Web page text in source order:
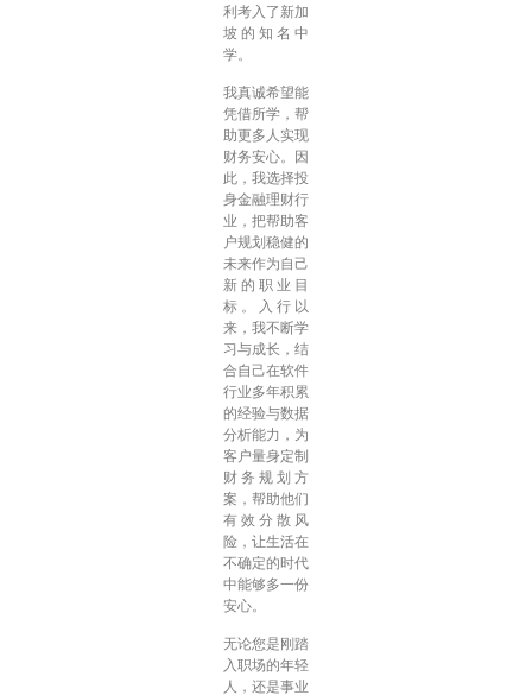
利考入了新加
坡的知名中
学。
我真诚希望能
凭借所学，帮
助更多人实现
财务安心。因
此，我选择投
身金融理财行
业，把帮助客
户规划稳健的
未来作为自己
新的职业目
标。入行以
来，我不断学
习与成长，结
合自己在软件
行业多年积累
的经验与数据
分析能力，为
客户量身定制
财务规划方
案，帮助他们
有效分散风
险，让生活在
不确定的时代
中能够多一份
安心。
无论您是刚踏
入职场的年轻
人，还是事业